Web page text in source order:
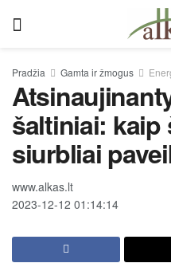
Pradžia Gamta ir žmogus
šaltiniai: kaip
siurbliai
www.alkas.lt
2023-12-12 01:14:14